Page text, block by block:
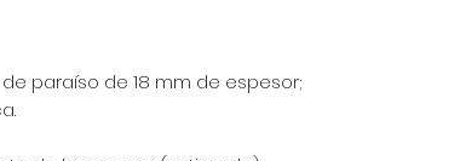
paraíso de 18 mm de espesor;